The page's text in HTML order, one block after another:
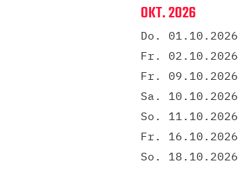
OKT. 2026
Do. 01.10.2026
Fr. 02.10.2026
Fr. 09.10.2026
Sa. 10.10.2026
So. 11.10.2026
Fr. 16.10.2026
So. 18.10.2026